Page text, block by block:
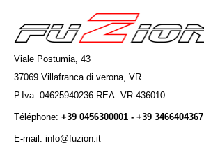
Viale Postumia, 43
37069 Villafranca di verona, VR
P.Iva: 04625940236 REA: VR-436010
Téléphone: +39 0456300001 - +39 3466404367
E-mail: info@fuzion.it